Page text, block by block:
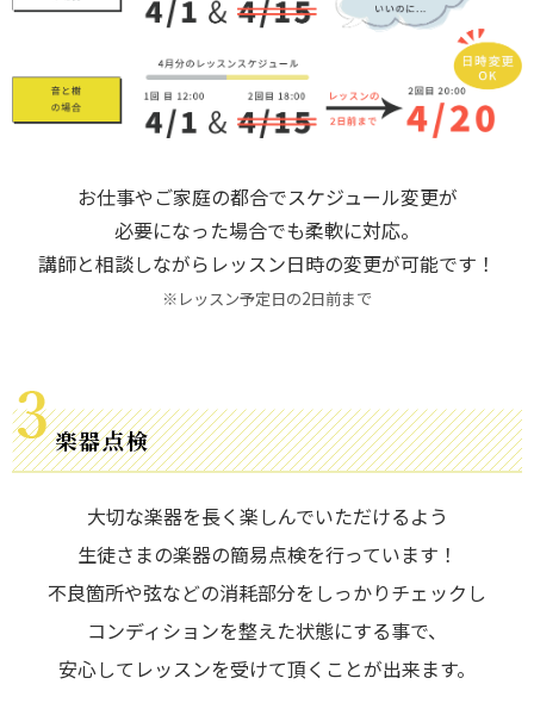
お仕事やご家庭の都合でスケジュール変更が
必要になった場合でも柔軟に対応。
講師と相談しながらレッスン日時の変更が可能です！
※レッスン予定日の2日前まで
楽器点検
大切な楽器を長く楽しんでいただけるよう
生徒さまの楽器の簡易点検を行っています！
不良箇所や弦などの消耗部分をしっかりチェックし
コンディションを整えた状態にする事で、
安心してレッスンを受けて頂くことが出来ます。